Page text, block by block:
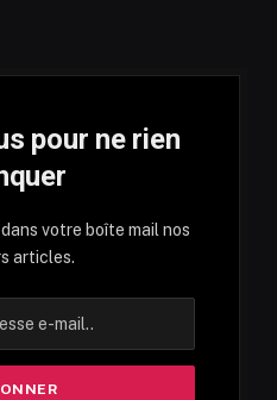
pour ne rien
votre boîte mail nos
articles.